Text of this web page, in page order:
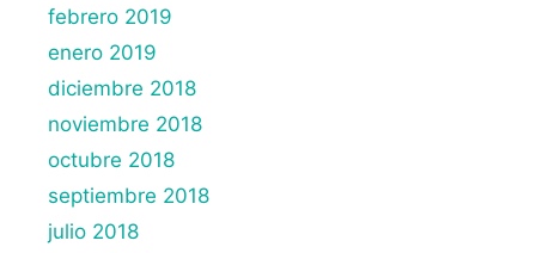
febrero 2019
enero 2019
diciembre 2018
noviembre 2018
octubre 2018
septiembre 2018
julio 2018